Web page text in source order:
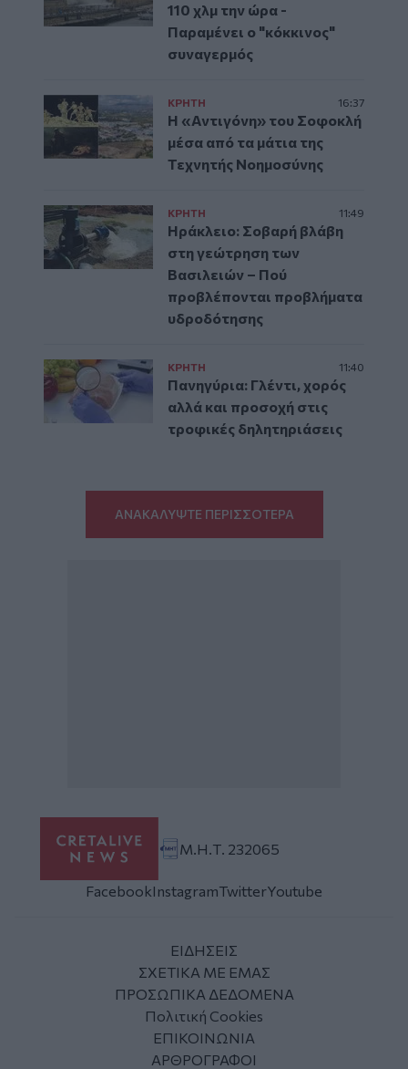
110 χλμ την ώρα -
Παραμένει ο "κόκκινος"
συναγερμός
ΚΡΗΤΗ 16:37
Η «Αντιγόνη» του Σοφοκλή
μέσα από τα μάτια της
Τεχνητής Νοημοσύνης
ΚΡΗΤΗ 11:49
Ηράκλειο: Σοβαρή βλάβη
στη γεώτρηση των
Βασιλειών – Πού
προβλέπονται προβλήματα
υδροδότησης
ΚΡΗΤΗ 11:40
Πανηγύρια: Γλέντι, χορός
αλλά και προσοχή στις
τροφικές δηλητηριάσεις
ΑΝΑΚΑΛΥΨΤΕ ΠΕΡΙΣΣΟΤΕΡΑ
Μ.Η.Τ. 232065
FacebookInstagramTwitterYoutube
ΕΙΔΗΣΕΙΣ
ΣΧΕΤΙΚΑ ΜΕ ΕΜΑΣ
ΠΡΟΣΩΠΙΚΑ ΔΕΔΟΜΕΝΑ
Πολιτική Cookies
ΕΠΙΚΟΙΝΩΝΙΑ
ΑΡΘΡΟΓΡΑΦΟΙ